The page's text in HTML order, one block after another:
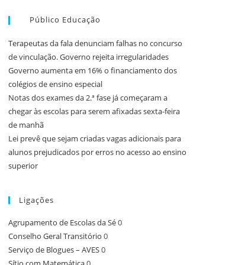
Público Educação
Terapeutas da fala denunciam falhas no concurso
de vinculação. Governo rejeita irregularidades
Governo aumenta em 16% o financiamento dos
colégios de ensino especial
Notas dos exames da 2.ª fase já começaram a
chegar às escolas para serem afixadas sexta-feira
de manhã
Lei prevê que sejam criadas vagas adicionais para
alunos prejudicados por erros no acesso ao ensino
superior
Ligações
Agrupamento de Escolas da Sé0
Conselho Geral Transitório 0
Serviço de Blogues – AVES0